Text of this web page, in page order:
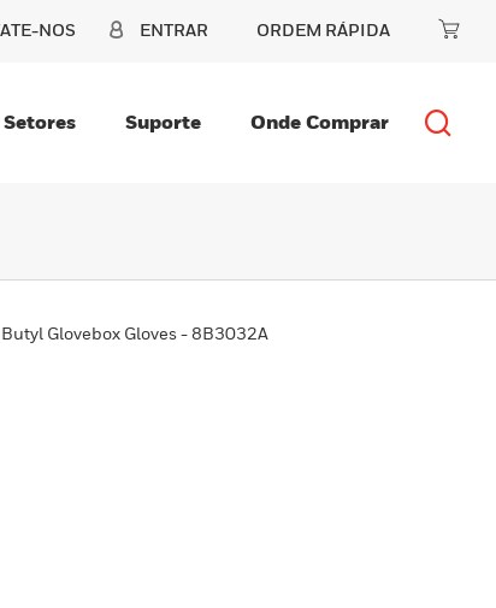
NOS ENTRAR ORDEM RÁPIDA
Setores Suporte Onde Comprar
Butyl Glovebox Gloves - 8B3032A